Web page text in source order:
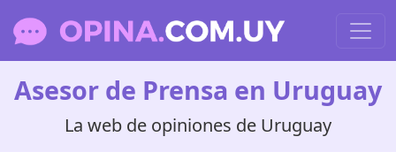
Asesor de Prensa en Uruguay
La web de opiniones de Uruguay